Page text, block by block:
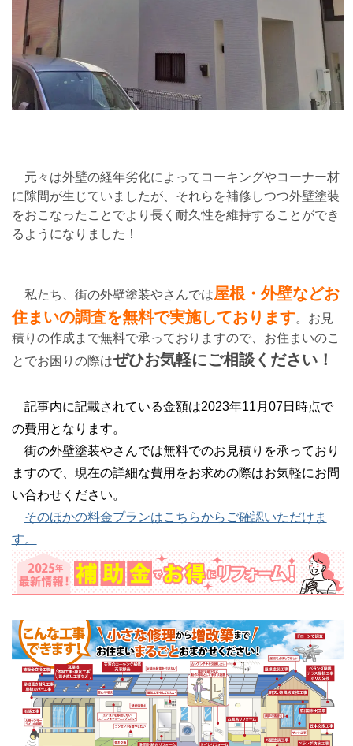
元々は外壁の経年劣化によってコーキングやコーナー材
に隙間が生じていましたが、それらを補修しつつ外壁塗装
をおこなったことでより長く耐久性を維持することができ
るようになりました！
私たち、街の外壁塗装やさんでは屋根・外壁などお
住まいの調査を無料で実施しております。お見
積りの作成まで無料で承っておりますので、お住まいのこ
とでお困りの際はぜひお気軽にご相談ください！
記事内に記載されている金額は2023年11月07日時点で
の費用となります。
街の外壁塗装やさんでは無料でのお見積りを承っており
ますので、現在の詳細な費用をお求めの際はお気軽にお問
い合わせください。
そのほかの料金プランはこちらからご確認いただけま
す。